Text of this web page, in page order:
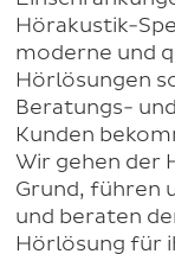
Hörakustik-
moderne und
Hörlösungen
Beratungs-
Kunden
Wir gehen der
Grund, führen
und beraten
Hörlösung für